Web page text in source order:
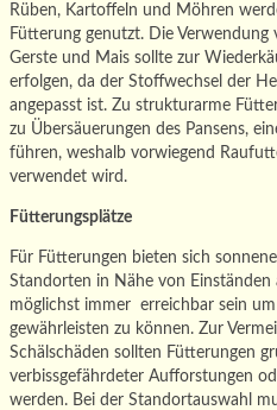
Rüben, Kartoffeln und Möhren
Fütterung genutzt. Die
Gerste und Mais sollte zur
erfolgen, da der Stoffwechsel der
angepasst ist. Zu strukturarme
zu Übersäuerungen des Pansens,
führen, weshalb vorwiegend
verwendet wird.
Fütterungsplätze
Für Fütterungen bieten sich
Standorten in Nähe von Einständen
möglichst immer erreichbar sein
gewährleisten zu können. Zur
Schälschäden sollten Fütterungen
verbissgefährdeter Aufforstungen
werden. Bei der Standortauswahl